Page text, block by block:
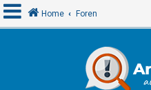
Home Foren